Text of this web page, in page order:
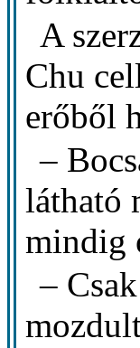
A
Chu
erőből
–
látható
mindig
–